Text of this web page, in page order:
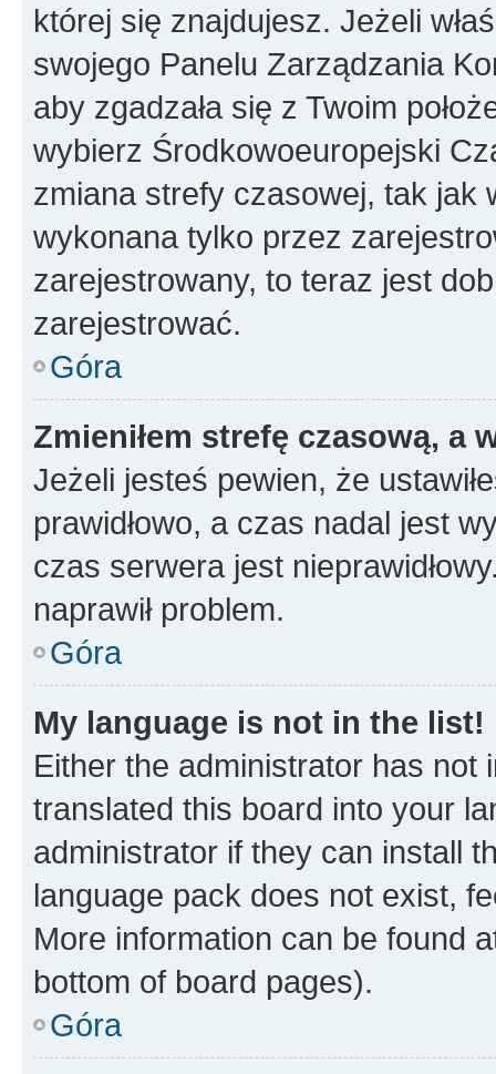
której się znajdujesz. Jeżeli
swojego Panelu Zarządzania
aby zgadzała się z Twoim
wybierz Środkowoeuropejski
zmiana strefy czasowej, tak jak
wykonana tylko przez
zarejestrowany, to teraz jest
zarejestrować.
Góra
Zmieniłem strefę czasową, a
Jeżeli jesteś pewien, że
prawidłowo, a czas nadal jest
czas serwera jest
naprawił problem.
Góra
My language is not in the list!
Either the administrator has not
translated this board into your
administrator if they can install
language pack does not exist,
More information can be found
bottom of board pages).
Góra